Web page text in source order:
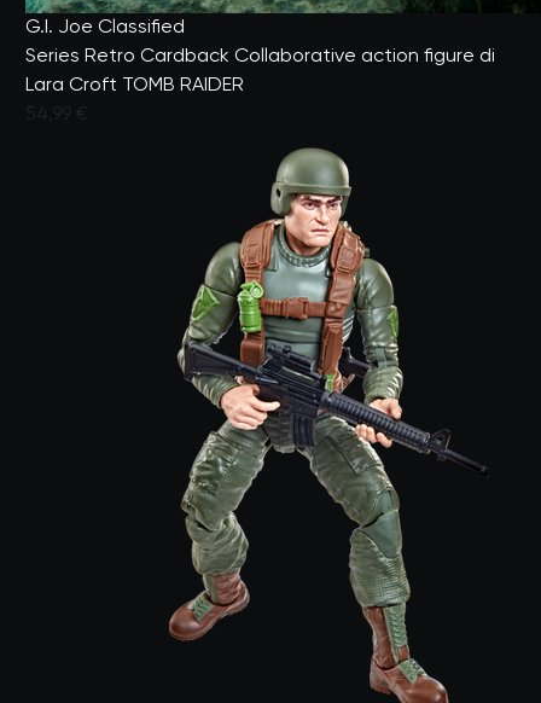
G.I. Joe Classified
Series Retro Cardback Collaborative action figure di
Lara Croft TOMB RAIDER
54,99 €